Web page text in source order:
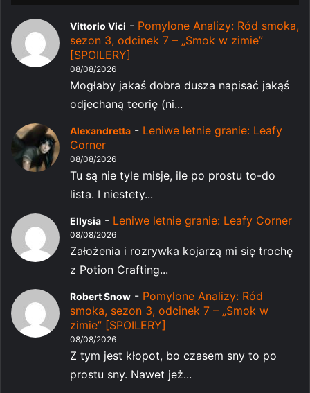
Vittorio Vici - Pomylone Analizy: Ród smoka,
sezon 3, odcinek 7 – „Smok w zimie”
[SPOILERY]
08/08/2026
Mogłaby jakaś dobra dusza napisać jakąś
odjechaną teorię (ni...
Alexandretta - Leniwe letnie granie: Leafy
Corner
08/08/2026
Tu są nie tyle misje, ile po prostu to-do
lista. I niestety...
Ellysia - Leniwe letnie granie: Leafy Corner
08/08/2026
Założenia i rozrywka kojarzą mi się trochę
z Potion Crafting...
Robert Snow - Pomylone Analizy: Ród
smoka, sezon 3, odcinek 7 – „Smok w
zimie” [SPOILERY]
08/08/2026
Z tym jest kłopot, bo czasem sny to po
prostu sny. Nawet jeż...